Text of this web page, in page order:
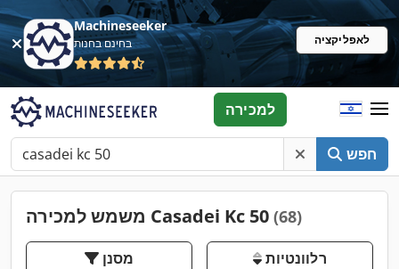
Machineseeker
בחינם בחנות לאפליקציה
חפש
למכירה
משמש למכירה Casadei Kc 50 (68)
מסנן רלוונטיות